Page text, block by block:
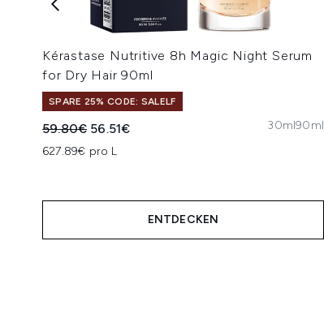
Kérastase Nutritive 8h Magic Night Serum
for Dry Hair 90ml
SPARE 25% CODE: SALELF
Unverbindliche Preisempfehlung:
59.80€ Aktueller Preis:
56.51€
627.89€ pro L
30ml90ml
ENTDECKEN